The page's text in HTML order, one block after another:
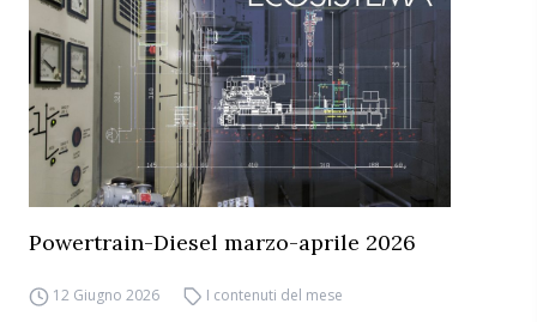
Powertrain-Diesel marzo-aprile 2026
12 Giugno 2026 I contenuti del mese